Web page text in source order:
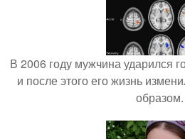
В 2006 году мужчина ударился
и после этого его жизнь
образом.